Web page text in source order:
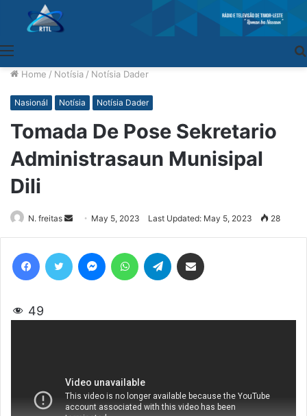
Home / Notísia / Notísia Dader
Nasionál Notísia Notísia Dader
Tomada De Pose Sekretario
Administrasaun Munisipal
Dili
N. freitas
Send
an
email
May 5, 2023 Last Updated: May 5, 2023 28
49